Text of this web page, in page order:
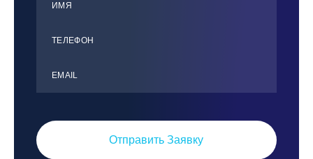
ИМЯ
ТЕЛЕФОН
ЕMАIL
Отправить Заявку